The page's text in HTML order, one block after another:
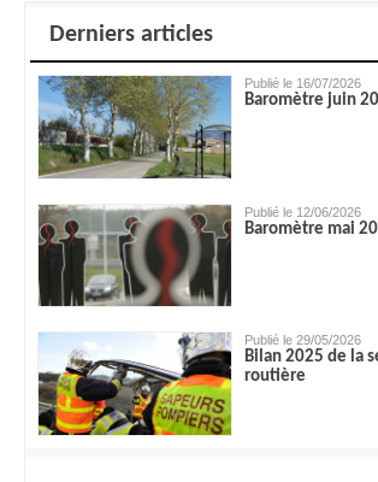
Derniers articles
Publié le 16/07/2026
Baromètre juin
Publié le 12/06/2026
Baromètre mai
Publié le 29/05/2026
Bilan 2025 de la
routière